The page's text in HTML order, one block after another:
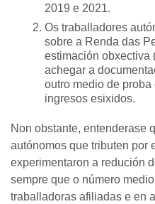
2019 e 2021.
Os traballadores
sobre a Renda das
estimación obxectiva
achegar a
outro medio de
ingresos esixidos.
Non obstante, entenderase
autónomos que tributen por
experimentaron a redución
sempre que o número
traballadoras afiliadas e en